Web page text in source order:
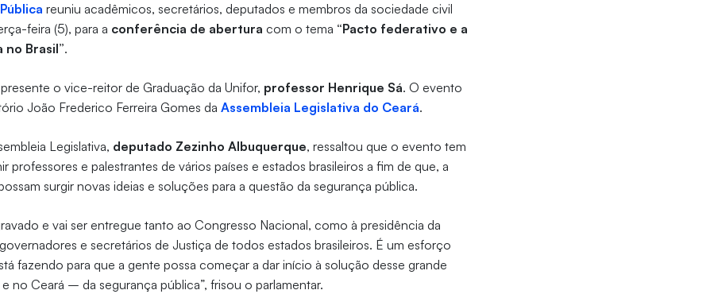
reuniu acadêmicos, secretários, deputados e membros da sociedade civil
feira (5), para a conferência de abertura com o tema “Pacto federativo e a
no Brasil”.
o vice-reitor de Graduação da Unifor, professor Henrique Sá. O evento
João Frederico Ferreira Gomes daAssembleia Legislativa do Ceará.
Legislativa, deputado Zezinho Albuquerque, ressaltou que o evento tem
professores e palestrantes de vários países e estados brasileiros a fim de que, a
surgir novas ideias e soluções para a questão da segurança pública.
e vai ser entregue tanto ao Congresso Nacional, como à presidência da
e secretários de Justiça de todos estados brasileiros. É um esforço
fazendo para que a gente possa começar a dar início à solução desse grande
no Ceará – da segurança pública”, frisou o parlamentar.